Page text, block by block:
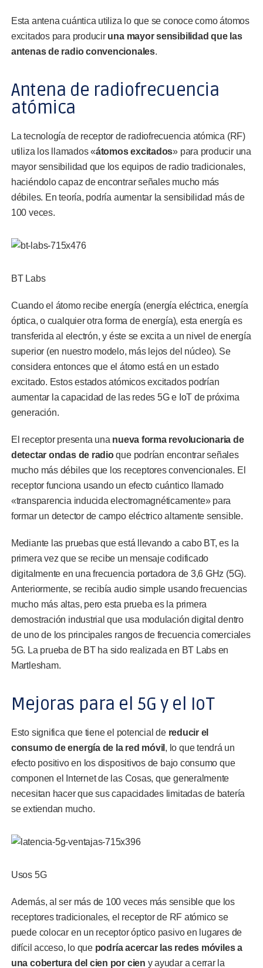
Esta antena cuántica utiliza lo que se conoce como átomos
excitados para producir una mayor sensibilidad que las
antenas de radio convencionales.
Antena de radiofrecuencia
atómica
La tecnología de receptor de radiofrecuencia atómica (RF)
utiliza los llamados «átomos excitados» para producir una
mayor sensibilidad que los equipos de radio tradicionales,
haciéndolo capaz de encontrar señales mucho más
débiles. En teoría, podría aumentar la sensibilidad más de
100 veces.
BT Labs
Cuando el átomo recibe energía (energía eléctrica, energía
óptica, o cualquier otra forma de energía), esta energía es
transferida al electrón, y éste se excita a un nivel de energía
superior (en nuestro modelo, más lejos del núcleo). Se
considera entonces que el átomo está en un estado
excitado. Estos estados atómicos excitados podrían
aumentar la capacidad de las redes 5G e IoT de próxima
generación.
El receptor presenta una nueva forma revolucionaria de
detectar ondas de radioque podrían encontrar señales
mucho más débiles que los receptores convencionales. El
receptor funciona usando un efecto cuántico llamado
«transparencia inducida electromagnéticamente» para
formar un detector de campo eléctrico altamente sensible.
Mediante las pruebas que está llevando a cabo BT, es la
primera vez que se recibe un mensaje codificado
digitalmente en una frecuencia portadora de 3,6 GHz (5G).
Anteriormente, se recibía audio simple usando frecuencias
mucho más altas, pero esta prueba es la primera
demostración industrial que usa modulación digital dentro
de uno de los principales rangos de frecuencia comerciales
5G. La prueba de BT ha sido realizada en BT Labs en
Martlesham.
Mejoras para el 5G y el IoT
Esto significa que tiene el potencial de reducir el
consumo de energía de la red móvil , lo que tendrá un
efecto positivo en los dispositivos de bajo consumo que
componen el Internet de las Cosas, que generalmente
necesitan hacer que sus capacidades limitadas de batería
se extiendan mucho.
Usos 5G
Además, al ser más de 100 veces más sensible que los
receptores tradicionales, el receptor de RF atómico se
puede colocar en un receptor óptico pasivo en lugares de
difícil acceso, lo que podría acercar las redes móviles a
una cobertura del cien por cien y ayudar a cerrar la